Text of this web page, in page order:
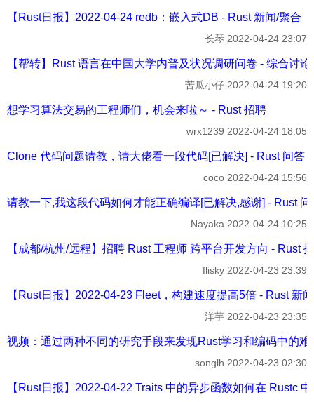
【Rust日报】2022-04-24 redb：嵌入式DB - Rust 新闻/聚合
长琴 2022-04-24 23:07
【帮转】Rust 语言在中国大学内普及状况调研问卷 - 综合讨论
苦瓜小仔 2022-04-24 19:20
想学习算法交易的工程师们，机会来啦～ - Rust 招聘
wrx1239 2022-04-24 18:05
Clone 代码问题请教，请大佬看一段代码[已解决] - Rust 问答
coco 2022-04-24 15:56
请教一下,我这段代码如何才能正确编译[已解决,感谢] - Rust 问
Nayaka 2022-04-24 10:25
【成都/杭州/远程】招聘 Rust 工程师 跨平台开发方向 - Rust
flisky 2022-04-23 23:39
【Rust日报】2022-04-23 Fleet，构建速度提高5倍 - Rust 新
洋芋 2022-04-23 23:35
视频：通过两种不同的研究手段来发现Rust学习和编码中的难
songlh 2022-04-23 02:30
【Rust日报】2022-04-22 Traits 中的异步函数如何在 Rustc